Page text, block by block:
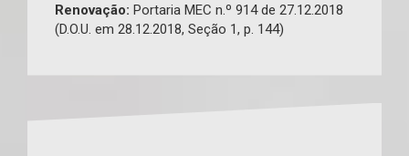
Renovação: Portaria MEC n.º 914 de 27.12.2018
(D.O.U. em 28.12.2018, Seção 1, p. 144)